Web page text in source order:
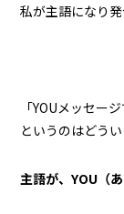
私が主語になり
「YOUメッセー
というのはどう
主語が、YOU（